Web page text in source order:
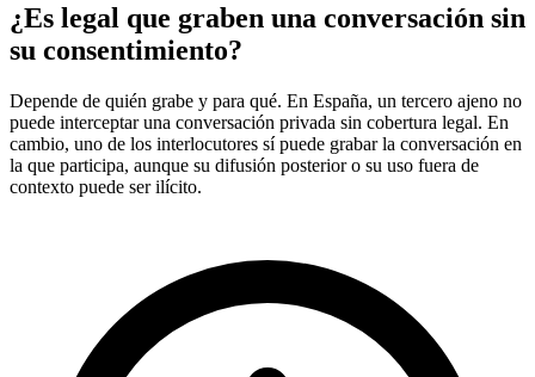
¿Es legal que graben una conversación sin
su consentimiento?
Depende de quién grabe y para qué. En España, un tercero ajeno no
puede interceptar una conversación privada sin cobertura legal. En
cambio, uno de los interlocutores sí puede grabar la conversación en
la que participa, aunque su difusión posterior o su uso fuera de
contexto puede ser ilícito.